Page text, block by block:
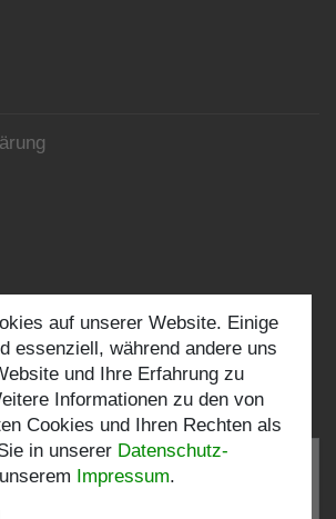
auf unserer Website. Einige
essenziell, während andere uns
und Ihre Erfahrung zu
Informationen zu den von
Cookies und Ihren Rechten als
in unserer Daten­schutz­
Impressum.